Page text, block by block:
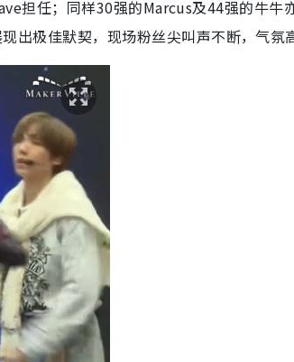
担任；同样30强的Marcus及44强的牛牛
极佳默契，现场粉丝尖叫声不断，气氛